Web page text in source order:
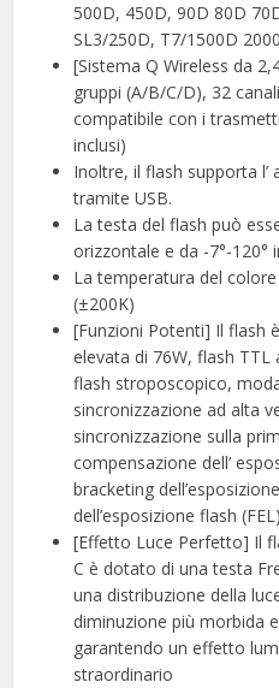
500D, 450D, 90D 80D
SL3/250D, T7/1500D
[Sistema Q Wireless da
gruppi (A/B/C/D), 32
compatibile con i
inclusi)
Inoltre, il flash supporta
tramite USB.
La testa del flash può
orizzontale e da -7°-120°
La temperatura del
(±200K)
[Funzioni Potenti] Il flash
elevata di 76W, flash
flash stroposcopico,
sincronizzazione ad alta
sincronizzazione sulla
compensazione dell’
bracketing
dell’esposizione flash
[Effetto Luce Perfetto] Il
C è dotato di una testa
una distribuzione della
diminuzione più morbida
garantendo un effetto
straordinario